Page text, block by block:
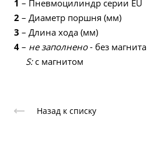
1 – Пневмоцилиндр серии EU
2 – Диаметр поршня (мм)
3 – Длина хода (мм)
4 – не заполнено- без магнита
S:с магнитом
Назад к списку